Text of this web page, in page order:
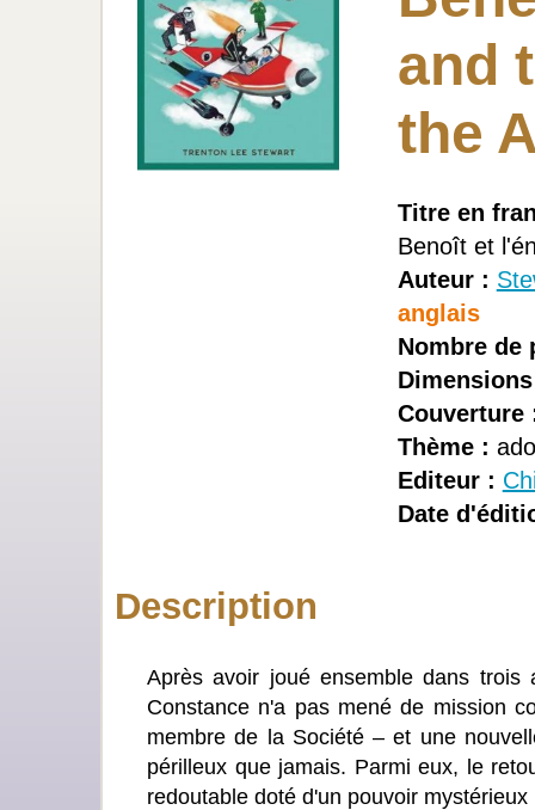
and
the
Titre en
Benoît et
Auteur :
anglais
Nombre de
Couverture
Thème : ado
Editeur :
Date
Description
Après avoir joué ensemble dans trois
Constance n'a pas mené de mission
membre de la Société – et une
périlleux que jamais. Parmi eux, le
redoutable doté d'un pouvoir